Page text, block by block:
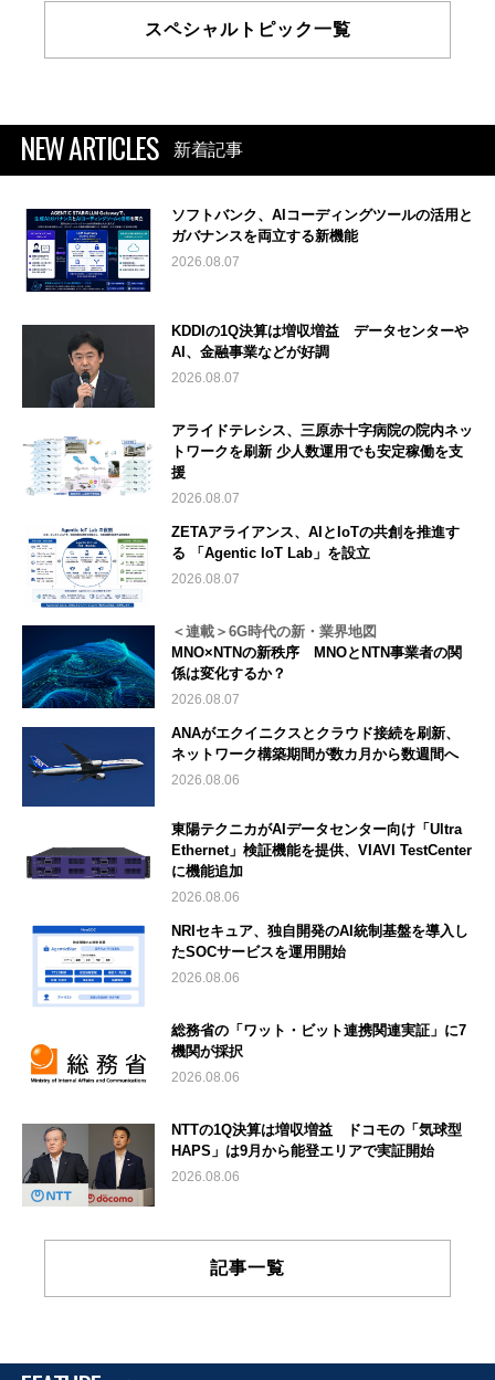
スペシャルトピック一覧
NEW ARTICLES 新着記事
ソフトバンク、AIコーディングツールの活用と
ガバナンスを両立する新機能
2026.08.07
KDDIの1Q決算は増収増益 データセンターや
AI、金融事業などが好調
2026.08.07
アライドテレシス、三原赤十字病院の院内ネッ
トワークを刷新 少人数運用でも安定稼働を支
援
2026.08.07
ZETAアライアンス、AIとIoTの共創を推進す
る 「Agentic IoT Lab」を設立
2026.08.07
＜連載＞6G時代の新・業界地図
MNO×NTNの新秩序 MNOとNTN事業者の関
係は変化するか？
2026.08.07
ANAがエクイニクスとクラウド接続を刷新、
ネットワーク構築期間が数カ月から数週間へ
2026.08.06
東陽テクニカがAIデータセンター向け「Ultra
Ethernet」検証機能を提供、VIAVI TestCenter
に機能追加
2026.08.06
NRIセキュア、独自開発のAI統制基盤を導入し
たSOCサービスを運用開始
2026.08.06
総務省の「ワット・ビット連携関連実証」に7
機関が採択
2026.08.06
NTTの1Q決算は増収増益 ドコモの「気球型
HAPS」は9月から能登エリアで実証開始
2026.08.06
記事一覧